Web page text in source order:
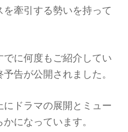
牽引する勢いを持って
でに何度もご紹介してい
告が公開されました。
ドラマの展開とミュー
になっています。